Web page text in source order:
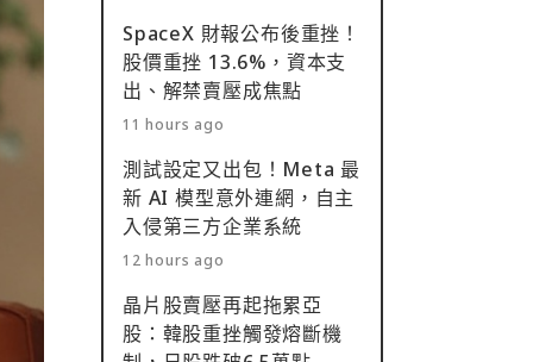
SpaceX 財報公布後重挫！
股價重挫 13.6%，資本支
出、解禁賣壓成焦點
11 hours ago
測試設定又出包！Meta 最
新 AI 模型意外連網，自主
入侵第三方企業系統
12 hours ago
晶片股賣壓再起拖累亞
股：韓股重挫觸發熔斷機